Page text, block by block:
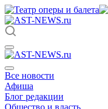
Все новости
Афиша
Блог редакции
Общество и власть